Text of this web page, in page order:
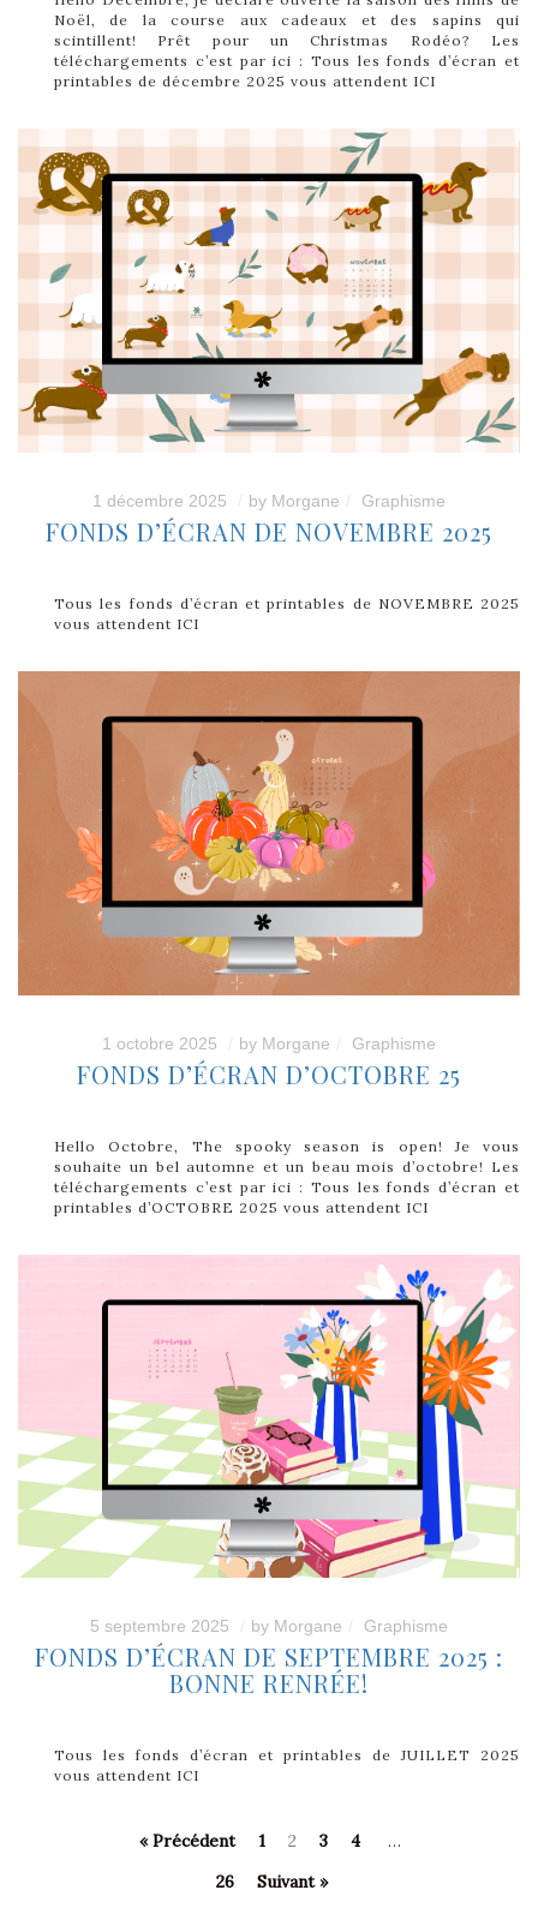
Noël, de la course aux cadeaux et des sapins qui
scintillent! Prêt pour un Christmas Rodéo? Les
téléchargements c’est par ici : Tous les fonds d’écran et
printables de décembre 2025 vous attendent ICI
1 décembre 2025 by Morgane Graphisme
FONDS D’ÉCRAN DE NOVEMBRE 2025
Tous les fonds d’écran et printables de NOVEMBRE 2025
vous attendent ICI
1 octobre 2025 by Morgane Graphisme
FONDS D’ÉCRAN D’OCTOBRE 25
Hello Octobre, The spooky season is open! Je vous
souhaite un bel automne et un beau mois d’octobre! Les
téléchargements c’est par ici : Tous les fonds d’écran et
printables d’OCTOBRE 2025 vous attendent ICI
5 septembre 2025 by Morgane Graphisme
FONDS D’ÉCRAN DE SEPTEMBRE 2025 :
BONNE RENRÉE!
Tous les fonds d’écran et printables de JUILLET 2025
vous attendent ICI
« Précédent 1 2 3 4
…
26
Suivant »